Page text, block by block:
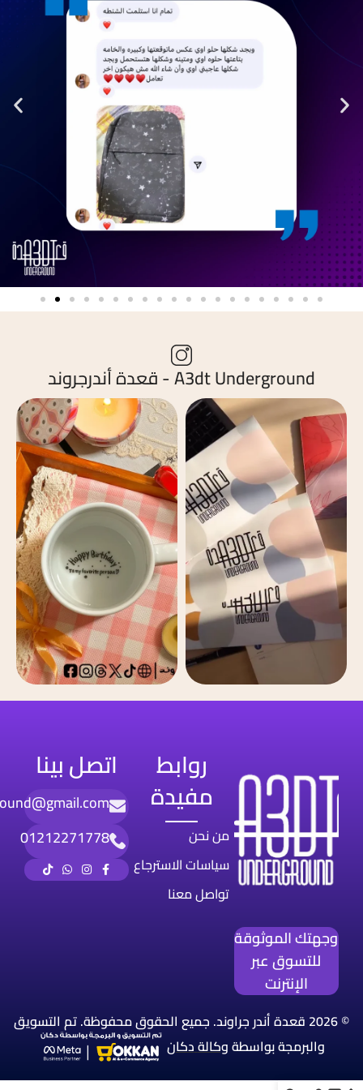
A3dt Underground - قعدة أندرجروند
وجهتك الموثوقة
للتسوق عبر
الإنترنت
روابط
مفيدة
من نحن
سياسات الاسترجاع
تواصل معنا
اتصل بينا
01212271778
© 2026 قعدة أندر جراوند. جميع الحقوق محفوظة. تم التسويق
والبرمجة بواسطةوكالةدكان